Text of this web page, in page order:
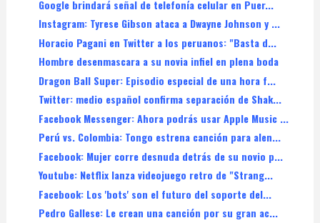
Google brindará señal de telefonía celular en Puer...
Instagram: Tyrese Gibson ataca a Dwayne Johnson y ...
Horacio Pagani en Twitter a los peruanos: "Basta d...
Hombre desenmascara a su novia infiel en plena boda
Dragon Ball Super: Episodio especial de una hora f...
Twitter: medio español confirma separación de Shak...
Facebook Messenger: Ahora podrás usar Apple Music ...
Perú vs. Colombia: Tongo estrena canción para alen...
Facebook: Mujer corre desnuda detrás de su novio p...
Youtube: Netflix lanza videojuego retro de "Strang...
Facebook: Los 'bots' son el futuro del soporte del...
Pedro Gallese: Le crean una canción por su gran ac...